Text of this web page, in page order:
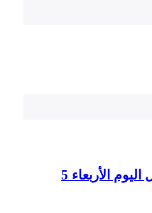
أسعار العملات مقابل الريال اليوم الأربعاء 5